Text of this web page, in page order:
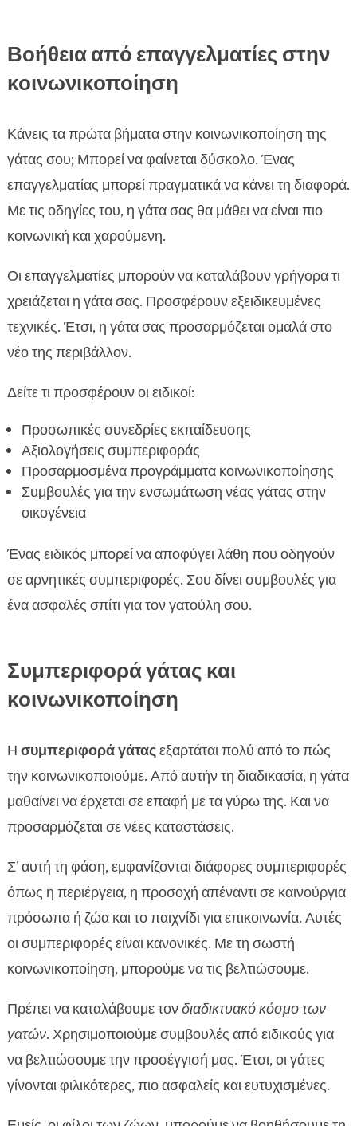
Βοήθεια από επαγγελματίες στην
κοινωνικοποίηση
Κάνεις τα πρώτα βήματα στην κοινωνικοποίηση της
γάτας σου; Μπορεί να φαίνεται δύσκολο. Ένας
επαγγελματίας μπορεί πραγματικά να κάνει τη διαφορά.
Με τις οδηγίες του, η γάτα σας θα μάθει να είναι πιο
κοινωνική και χαρούμενη.
Οι επαγγελματίες μπορούν να καταλάβουν γρήγορα τι
χρειάζεται η γάτα σας. Προσφέρουν εξειδικευμένες
τεχνικές. Έτσι, η γάτα σας προσαρμόζεται ομαλά στο
νέο της περιβάλλον.
Δείτε τι προσφέρουν οι ειδικοί:
Προσωπικές συνεδρίες εκπαίδευσης
Αξιολογήσεις συμπεριφοράς
Προσαρμοσμένα προγράμματα κοινωνικοποίησης
Συμβουλές για την ενσωμάτωση νέας γάτας στην
οικογένεια
Ένας ειδικός μπορεί να αποφύγει λάθη που οδηγούν
σε αρνητικές συμπεριφορές. Σου δίνει συμβουλές για
ένα ασφαλές σπίτι για τον γατούλη σου.
Συμπεριφορά γάτας και
κοινωνικοποίηση
Η συμπεριφορά γάταςεξαρτάται πολύ από το πώς
την κοινωνικοποιούμε. Από αυτήν τη διαδικασία, η γάτα
μαθαίνει να έρχεται σε επαφή με τα γύρω της. Και να
προσαρμόζεται σε νέες καταστάσεις.
Σ’ αυτή τη φάση, εμφανίζονται διάφορες συμπεριφορές
όπως η περιέργεια, η προσοχή απέναντι σε καινούργια
πρόσωπα ή ζώα και το παιχνίδι για επικοινωνία. Αυτές
οι συμπεριφορές είναι κανονικές. Με τη σωστή
κοινωνικοποίηση, μπορούμε να τις βελτιώσουμε.
Πρέπει να καταλάβουμε τονδιαδικτυακό κόσμο των
γατών. Χρησιμοποιούμε συμβουλές από ειδικούς για
να βελτιώσουμε την προσέγγισή μας. Έτσι, οι γάτες
γίνονται φιλικότερες, πιο ασφαλείς και ευτυχισμένες.